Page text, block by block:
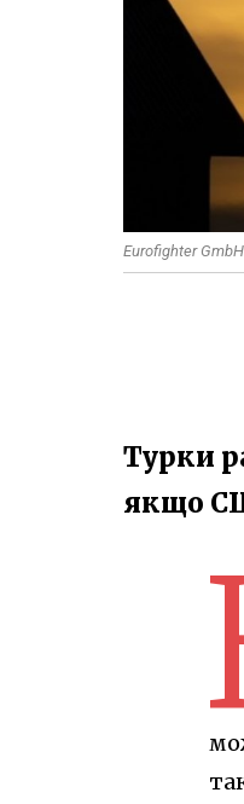
Eurofighter GmbH
Турки
якщо